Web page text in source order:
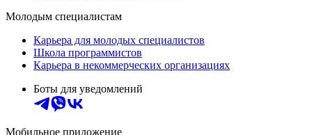
Молодым специалистам
Карьера для молодых специалистов
Школа программистов
Карьера в некоммерческих организациях
Боты для уведомлений
Мобильное приложение